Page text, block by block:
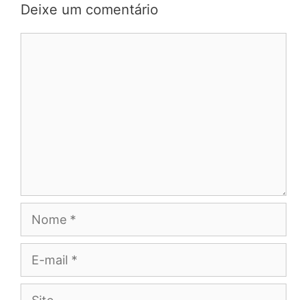
Deixe um comentário
Site